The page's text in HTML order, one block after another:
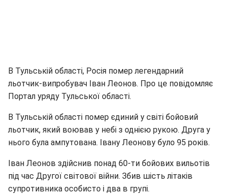
В Тульській області, Росія помер легендарний
льотчик-випробувач Іван Леонов. Про це повідомляє
Портал уряду Тульської області.
В Тульській області помер єдиний у світі бойовий
льотчик, який воював у небі з однією рукою. Друга у
нього була ампутована. Івану Леонову було 95 років.
Іван Леонов здійснив понад 60-ти бойових вильотів
під час Другої світової війни. Збив шість літаків
супротивника особисто і два в групі.